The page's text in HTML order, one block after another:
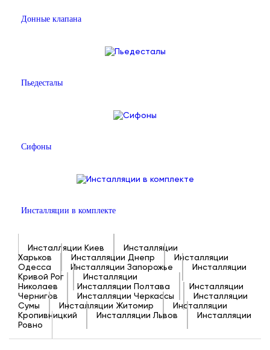
Донные клапана
Пьедесталы
Сифоны
Инсталляции в комплекте
Инсталляции Киев
Инсталляции
Харьков
Инсталляции Днепр
Инсталляции
Одесса
Инсталляции Запорожье
Инсталляции
Кривой Рог
Инсталляции
Николаев
Инсталляции Полтава
Инсталляции
Чернигов
Инсталляции Черкассы
Инсталляции
Сумы
Инсталляции Житомир
Инсталляции
Кропивницкий
Инсталляции Львов
Инсталляции
Ровно